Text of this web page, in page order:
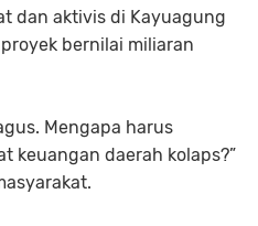
dan aktivis di Kayuagung
bernilai miliaran
Mengapa harus
keuangan daerah kolaps?”